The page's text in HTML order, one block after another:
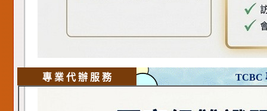
專 業 代 辦 服 務 TCBC